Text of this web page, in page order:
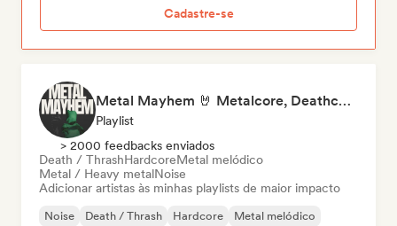
Cadastre-se
Metal Mayhem 🤘 Metalcore, Deathcore & Progressive Metal
Playlist
> 2000 feedbacks enviados
Death / ThrashHardcoreMetal melódico
Metal / Heavy metalNoise
Adicionar artistas às minhas playlists de maior impacto
Noise Death / Thrash Hardcore
Metal melódico